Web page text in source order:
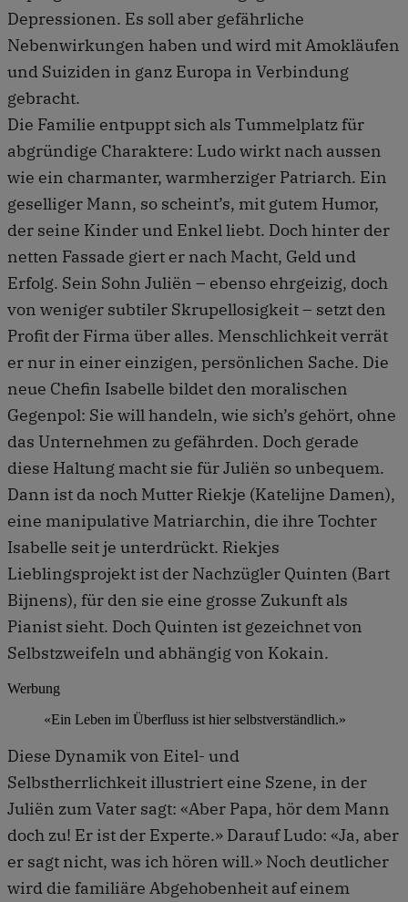
Depressionen. Es soll aber gefährliche
Nebenwirkungen haben und wird mit Amokläufen
und Suiziden in ganz Europa in Verbindung
gebracht.
Die Familie entpuppt sich als Tummelplatz für
abgründige Charaktere: Ludo wirkt nach aussen
wie ein charmanter, warmherziger Patriarch. Ein
geselliger Mann, so scheint’s, mit gutem Humor,
der seine Kinder und Enkel liebt. Doch hinter der
netten Fassade giert er nach Macht, Geld und
Erfolg. Sein Sohn Juliën – ebenso ehrgeizig, doch
von weniger subtiler Skrupellosigkeit – setzt den
Profit der Firma über alles. Menschlichkeit verrät
er nur in einer einzigen, persönlichen Sache. Die
neue Chefin Isabelle bildet den moralischen
Gegenpol: Sie will handeln, wie sich’s gehört, ohne
das Unternehmen zu gefährden. Doch gerade
diese Haltung macht sie für Juliën so unbequem.
Dann ist da noch Mutter Riekje (Katelijne Damen),
eine manipulative Matriarchin, die ihre Tochter
Isabelle seit je unterdrückt. Riekjes
Lieblingsprojekt ist der Nachzügler Quinten (Bart
Bijnens), für den sie eine grosse Zukunft als
Pianist sieht. Doch Quinten ist gezeichnet von
Selbstzweifeln und abhängig von Kokain.
Werbung
«Ein Leben im Überfluss ist hier selbstverständlich.»
Diese Dynamik von Eitel- und
Selbstherrlichkeit illustriert eine Szene, in der
Juliën zum Vater sagt: «Aber Papa, hör dem Mann
doch zu! Er ist der Experte.» Darauf Ludo: «Ja, aber
er sagt nicht, was ich hören will.» Noch deutlicher
wird die familiäre Abgehobenheit auf einem